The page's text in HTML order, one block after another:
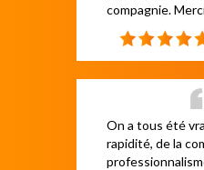
compagnie.
On a tous été
rapidité, de la